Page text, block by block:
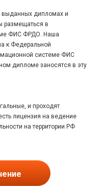
выданных дипломах и
размещаться в
ФИС ФРДО. Наша
к Федеральной
системе ФИС
дипломе заносятся в эту
и проходят
лицензия на ведение
на территории РФ